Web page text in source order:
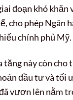
đoạn khó khăn
cho phép Ngân
chính phủ Mỹ.
tăng này còn
đầu tư và tối
vươn lên nằm